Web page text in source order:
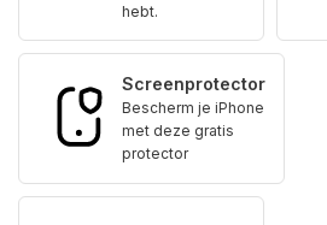
hebt.
Screenprotector
Bescherm je iPhone
met deze gratis
protector